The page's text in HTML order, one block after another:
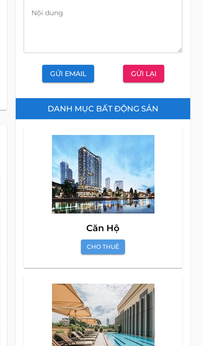
Nội dung
GỬI EMAIL GỬI LẠI
DANH MỤC BẤT ĐỘNG SẢN
Căn Hộ
CHO THUÊ